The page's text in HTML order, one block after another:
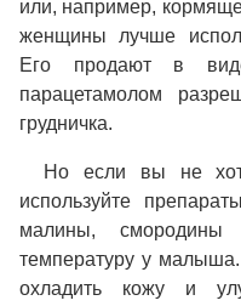
или, например,
женщины лучше
Его продают в
парацетамолом
грудничка.
Но если вы не
используйте
малины,
температуру у
охладить кожу и